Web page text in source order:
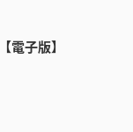
電子版】